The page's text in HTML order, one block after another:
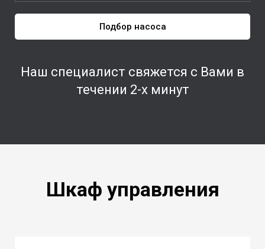
Подбор насоса
Наш специалист свяжется с Вами в
течении 2-х минут
Шкаф управления